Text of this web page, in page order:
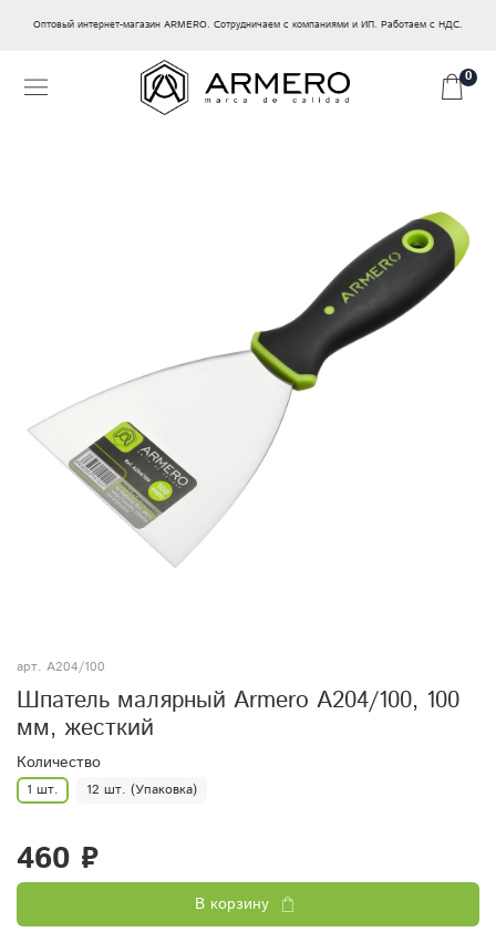
Оптовый интернет-магазин ARMERO. Сотрудничаем с компаниями и ИП. Работаем с НДС.
0
арт. A204/100
Шпатель малярный Armero A204/100, 100
мм, жесткий
Количество
1 шт. 12 шт. (Упаковка)
460 ₽
В корзину